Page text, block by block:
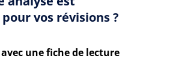
vos révisions ?
une fiche de lecture